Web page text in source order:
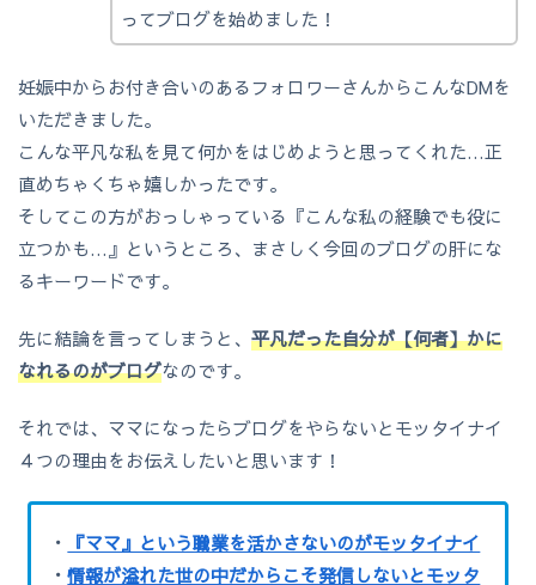
ってブログを始めました！
妊娠中からお付き合いのあるフォロワーさんからこんなDMを
いただきました。
こんな平凡な私を見て何かをはじめようと思ってくれた…正
直めちゃくちゃ嬉しかったです。
そしてこの方がおっしゃっている『こんな私の経験でも役に
立つかも…』というところ、まさしく今回のブログの肝にな
るキーワードです。
先に結論を言ってしまうと、 平凡だった自分が【何者】かに
なれるのがブログなのです。
それでは、ママになったらブログをやらないとモッタイナイ
４つの理由をお伝えしたいと思います！
・
『ママ』という職業を活かさないのがモッタイナイ
・情報が溢れた世の中だからこそ発信しないとモッタ